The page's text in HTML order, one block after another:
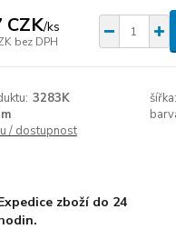
CZK/ks
bez DPH
3283K šířka:
/ dostupnost
zboží do 24